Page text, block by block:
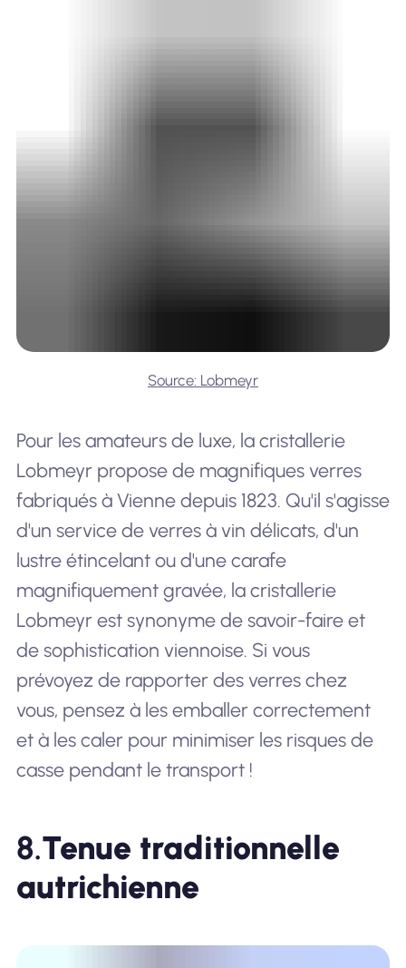
Source: Lobmeyr
Pour les amateurs de luxe, la cristallerie
Lobmeyr propose de magnifiques verres
fabriqués à Vienne depuis 1823. Qu'il s'agisse
d'un service de verres à vin délicats, d'un
lustre étincelant ou d'une carafe
magnifiquement gravée, la cristallerie
Lobmeyr est synonyme de savoir-faire et
de sophistication viennoise. Si vous
prévoyez de rapporter des verres chez
vous, pensez à les emballer correctement
et à les caler pour minimiser les risques de
casse pendant le transport !
8.Tenue traditionnelle
autrichienne